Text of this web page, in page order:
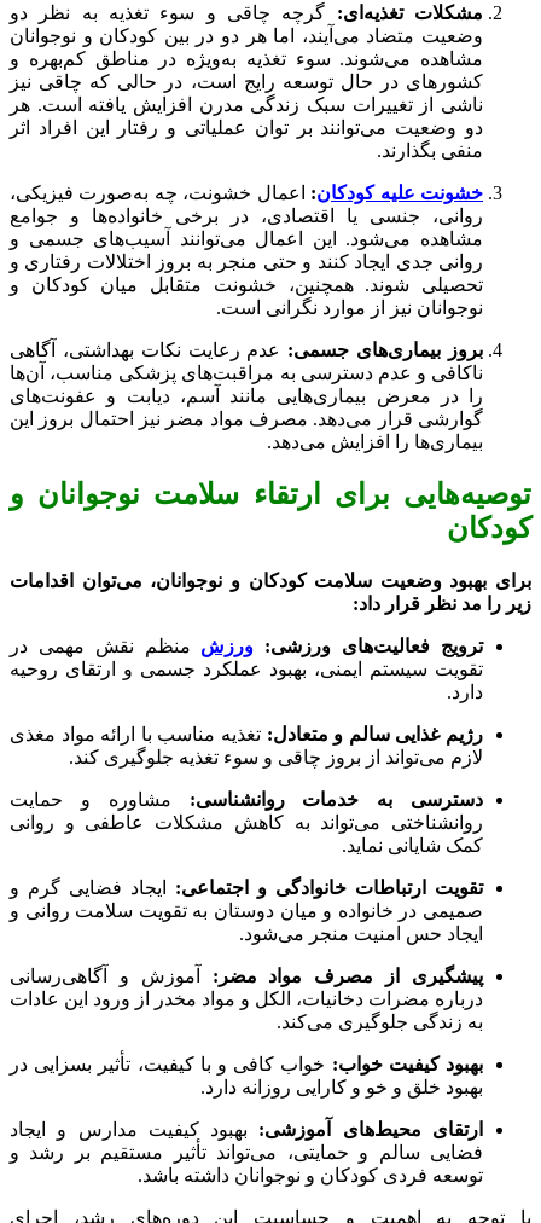
مشکلات تغذیه‌ای: گرچه چاقی و سوء تغذیه به نظر دو
وضعیت متضاد می‌آیند، اما هر دو در بین کودکان و نوجوانان
مشاهده می‌شوند. سوء تغذیه به‌ویژه در مناطق کم‌بهره و
کشورهای در حال توسعه رایج است، در حالی که چاقی نیز
ناشی از تغییرات سبک زندگی مدرن افزایش یافته است. هر
دو وضعیت می‌توانند بر توان عملیاتی و رفتار این افراد اثر
منفی بگذارند.
خشونت علیه کودکان:
اعمال خشونت، چه به‌صورت فیزیکی،
روانی، جنسی یا اقتصادی، در برخی خانواده‌ها و جوامع
مشاهده می‌شود. این اعمال می‌توانند آسیب‌های جسمی و
روانی جدی ایجاد کنند و حتی منجر به بروز اختلالات رفتاری و
تحصیلی شوند. همچنین، خشونت متقابل میان کودکان و
نوجوانان نیز از موارد نگرانی است.
بروز بیماری‌های جسمی: عدم رعایت نکات بهداشتی، آگاهی
ناکافی و عدم دسترسی به مراقبت‌های پزشکی مناسب، آن‌ها
را در معرض بیماری‌هایی مانند آسم، دیابت و عفونت‌های
گوارشی قرار می‌دهد. مصرف مواد مضر نیز احتمال بروز این
بیماری‌ها را افزایش می‌دهد.
توصیه‌هایی برای ارتقاء سلامت نوجوانان و
کودکان
برای بهبود وضعیت سلامت کودکان و نوجوانان، می‌توان اقدامات
زیر را مد نظر قرار داد:
ترویج فعالیت‌های ورزشی: ورزش منظم نقش مهمی در
تقویت سیستم ایمنی، بهبود عملکرد جسمی و ارتقای روحیه
دارد.
رژیم غذایی سالم و متعادل: تغذیه مناسب با ارائه مواد مغذی
لازم می‌تواند از بروز چاقی و سوء تغذیه جلوگیری کند.
دسترسی به خدمات روانشناسی: مشاوره و حمایت
روانشناختی می‌تواند به کاهش مشکلات عاطفی و روانی
کمک شایانی نماید.
تقویت ارتباطات خانوادگی و اجتماعی:
ایجاد فضایی گرم و
صمیمی در خانواده و میان دوستان به تقویت سلامت روانی و
ایجاد حس امنیت منجر می‌شود.
پیشگیری از مصرف مواد مضر:
آموزش و آگاهی‌رسانی
درباره مضرات دخانیات، الکل و مواد مخدر از ورود این عادات
به زندگی جلوگیری می‌کند.
بهبود کیفیت خواب: خواب کافی و با کیفیت، تأثیر بسزایی در
بهبود خلق و خو و کارایی روزانه دارد.
ارتقای محیط‌های آموزشی: بهبود کیفیت مدارس و ایجاد
فضایی سالم و حمایتی، می‌تواند تأثیر مستقیم بر رشد و
توسعه فردی کودکان و نوجوانان داشته باشد.
با توجه به اهمیت و حساسیت این دوره‌های رشد، اجرای